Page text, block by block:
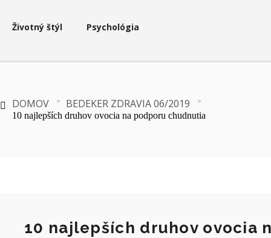
Životný štýl Psychológia
DOMOV BEDEKER ZDRAVIA 06/2019
10 najlepších druhov ovocia na podporu chudnutia
10 najlepších druhov ovocia